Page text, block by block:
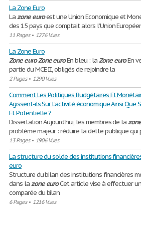
La Zone Euro
Lazone euroest une Union Economique et
des 15 pays que comptait alors l’Union
11 Pages• 1276 Vues
La Zone Euro
Zone euroZone euroEn bleu : laZone euroEn
partie du MCE II, obligés de rejoindre la
2 Pages• 1290 Vues
Comment Les Politiques Budgétaires Et
Agissent-ils Sur L'activité économique Ainsi Que
Et Potentielle ?
Dissertation Aujourd’hui, les membres de la
problème majeur : réduire la dette publique qui
13 Pages• 1906 Vues
La structure du solde des institutions
euro
Structure du bilan des institutions financières
dans lazone euroCet article vise à effectuer
comparée du bilan
6 Pages• 1216 Vues